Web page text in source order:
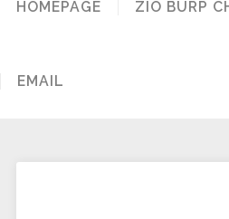
HOMEPAGE ZIO BURP
EMAIL